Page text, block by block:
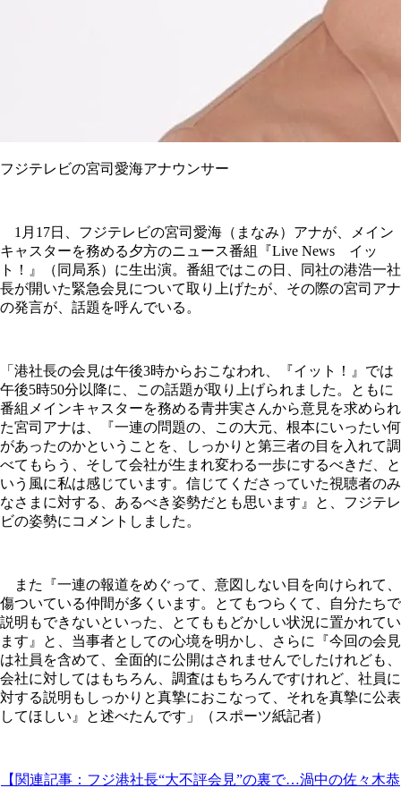
フジテレビの宮司愛海アナウンサー
1月17日、フジテレビの宮司愛海（まなみ）アナが、メイン
キャスターを務める夕方のニュース番組『Live News イッ
ト！』（同局系）に生出演。番組ではこの日、同社の港浩一社
長が開いた緊急会見について取り上げたが、その際の宮司アナ
の発言が、話題を呼んでいる。
「港社長の会見は午後3時からおこなわれ、『イット！』では
午後5時50分以降に、この話題が取り上げられました。ともに
番組メインキャスターを務める青井実さんから意見を求められ
た宮司アナは、『一連の問題の、この大元、根本にいったい何
があったのかということを、しっかりと第三者の目を入れて調
べてもらう、そして会社が生まれ変わる一歩にするべきだ、と
いう風に私は感じています。信じてくださっていた視聴者のみ
なさまに対する、あるべき姿勢だとも思います』と、フジテレ
ビの姿勢にコメントしました。
また『一連の報道をめぐって、意図しない目を向けられて、
傷ついている仲間が多くいます。とてもつらくて、自分たちで
説明もできないといった、とてももどかしい状況に置かれてい
ます』と、当事者としての心境を明かし、さらに『今回の会見
は社員を含めて、全面的に公開はされませんでしたけれども、
会社に対してはもちろん、調査はもちろんですけれど、社員に
対する説明もしっかりと真摯におこなって、それを真摯に公表
してほしい』と述べたんです」（スポーツ紙記者）
【関連記事：フジ港社長“大不評会見”の裏で…渦中の佐々木恭